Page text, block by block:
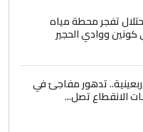
تفجر محطة مياه
ووادي الحجير
تدهور مفاجئ في
الانقطاع تصل...